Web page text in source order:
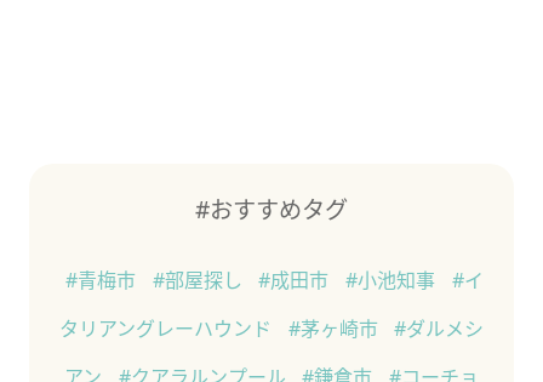
#おすすめタグ
#青梅市 #部屋探し #成田市 #小池知事
#イ
タリアングレーハウンド
#茅ヶ崎市 #ダルメシ